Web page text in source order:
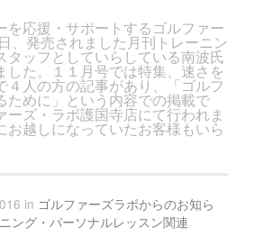
を応援・サポートするゴルファー
、発売されました月刊トレーニン
タッフとしていらしている南波氏
した。１１月号では特集、速さを
４人の方の記事があり、「ゴルフ
ために」という内容での掲載で
ーズ・ラボ護国寺店にて行われま
お越しになっていたお客様もいら
in ゴルファーズラボからのお知ら
ング・パーソナルレッスン関連